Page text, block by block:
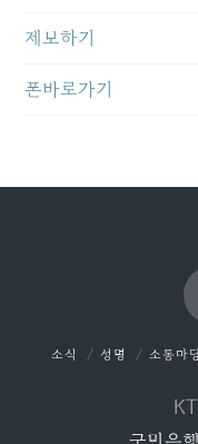
제보하기
폰바로가기
소식 성명 소통마